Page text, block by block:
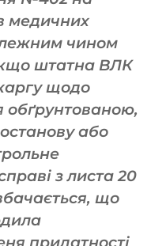
медичних
чином
штатна ВЛК
щодо
обґрунтованою,
або
з листа 20
що